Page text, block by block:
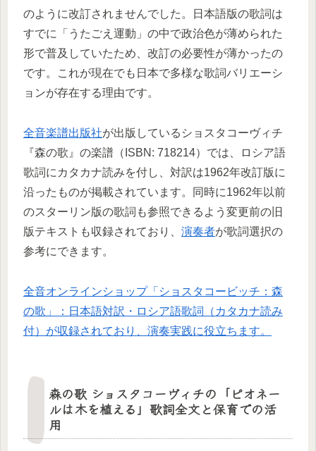
のように改訂されませんでした。日本語版の歌詞は
すでに「うたごえ運動」の中で政治色が薄められた
形で普及していたため、改訂の必要性が薄かったの
です。これが現在でも日本で多様な歌詞バリエーシ
ョンが存在する理由です。
全音楽譜出版社が出版しているショスタコーヴィチ
『森の歌』の楽譜（ISBN: 718214）では、ロシア語
歌詞にカタカナ読みを付し、対訳は1962年改訂版に
沿ったものが掲載されています。同時に1962年以前
のスターリン版の歌詞も参照できるよう変更前の旧
版テキストも収録されており、 演奏者が歌詞選択の
参考にできます。
全音オンラインショップ「ショスタコービッチ：森
の歌」：日本語対訳・ロシア語歌詞（カタカナ読み
付）が収録されており、演奏実践に役立ちます。
森の歌 ショスタコーヴィチの「ピオネー
ルは木を植える」歌詞全文と保育での活
用